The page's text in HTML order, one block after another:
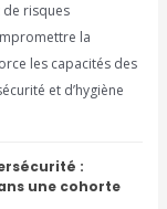
de risques
la
les capacités des
et d’hygiène
:
une cohorte